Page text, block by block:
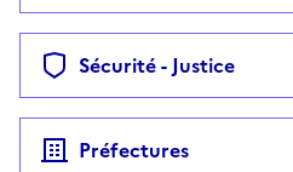
Sécurité - Justice
Préfectures